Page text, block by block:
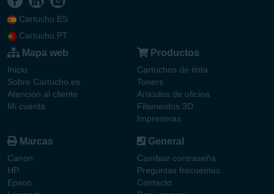
Cartucho.ES
Cartucho.PT
Mapa web
Inicio
Sobre Cartucho.es
Atención al cliente
Mi cuenta
Productos
Cartuchos de tinta
Toners
Articulos de oficina
Filamentos 3D
Impresoras
Marcas
Canon
HP
Epson
General
Cambiar contraseña
Preguntas frecuentes
Contacto